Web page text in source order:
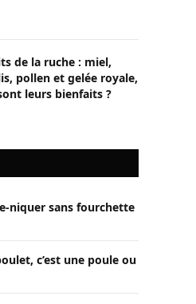
de la ruche : miel,
pollen et gelée royale,
leurs bienfaits ?
niquer sans fourchette
c’est une poule ou